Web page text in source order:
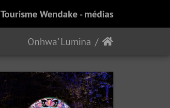
Tourisme Wendake - médias
Onhwa' Lumina